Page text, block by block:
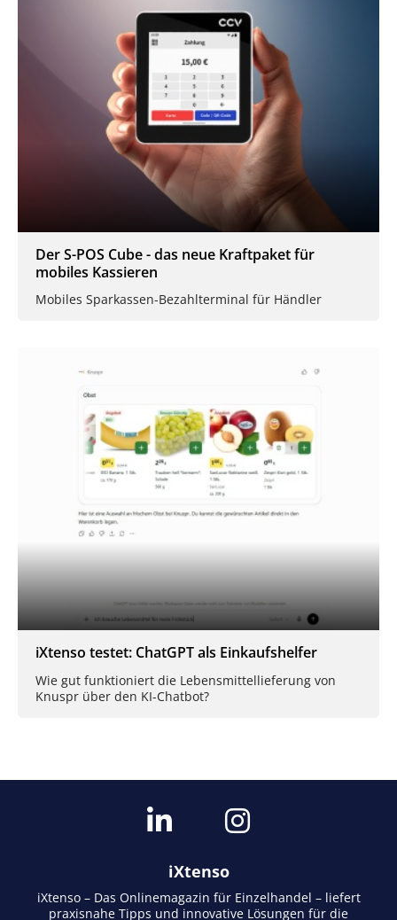
Der S-POS Cube - das neue Kraftpaket für
mobiles Kassieren
Mobiles Sparkassen-Bezahlterminal für Händler
iXtenso testet: ChatGPT als Einkaufshelfer
Wie gut funktioniert die Lebensmittellieferung von
Knuspr über den KI-Chatbot?
iXtenso
iXtenso – Das Onlinemagazin für Einzelhandel – liefert
praxisnahe Tipps und innovative Lösungen für die